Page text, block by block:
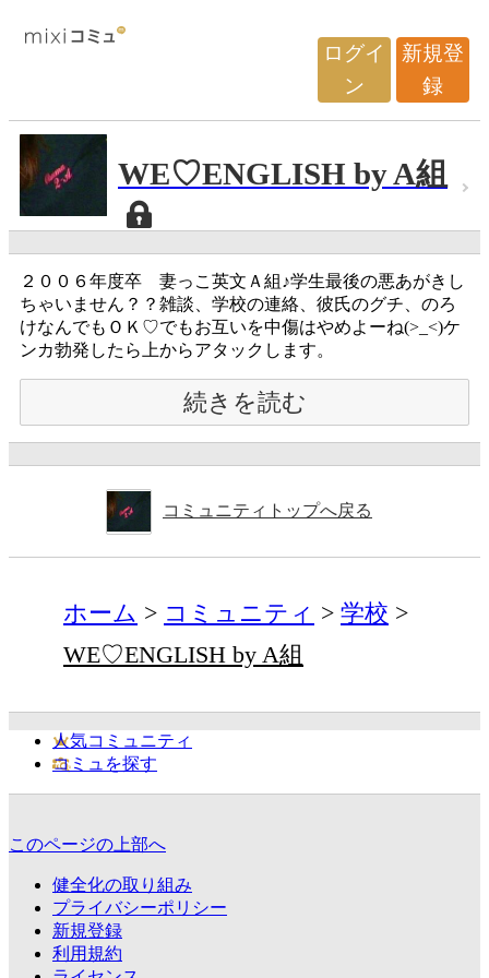
ログイ
ン
新規登
録
WE♡ENGLISH by A組
２００６年度卒 妻っこ英文Ａ組♪学生最後の悪あがきし
ちゃいません？？雑談、学校の連絡、彼氏のグチ、のろ
けなんでもＯＫ♡でもお互いを中傷はやめよーね(>_<)ケ
ンカ勃発したら上からアタックします。
続きを読む
コミュニティトップへ戻る
ホーム コミュニティ
学校
WE♡ENGLISH by A組
人気コミュニティ
コミュを探す
このページの上部へ
健全化の取り組み
プライバシーポリシー
新規登録
利用規約